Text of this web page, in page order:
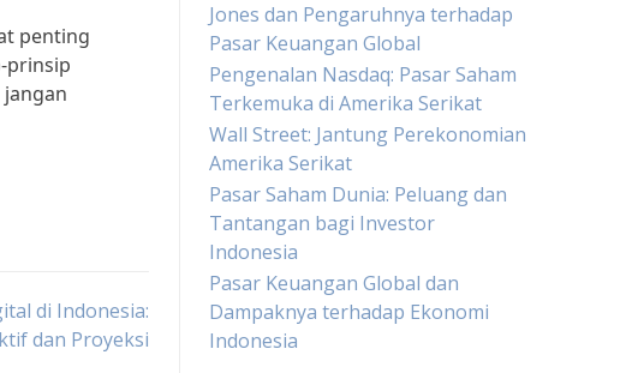
penting
prinsip
di Indonesia:
dan Proyeksi
Jones dan Pengaruhnya terhadap
Pasar Keuangan Global
Pengenalan Nasdaq: Pasar Saham
Terkemuka di Amerika Serikat
Wall Street: Jantung Perekonomian
Amerika Serikat
Pasar Saham Dunia: Peluang dan
Tantangan bagi Investor
Indonesia
Pasar Keuangan Global dan
Dampaknya terhadap Ekonomi
Indonesia